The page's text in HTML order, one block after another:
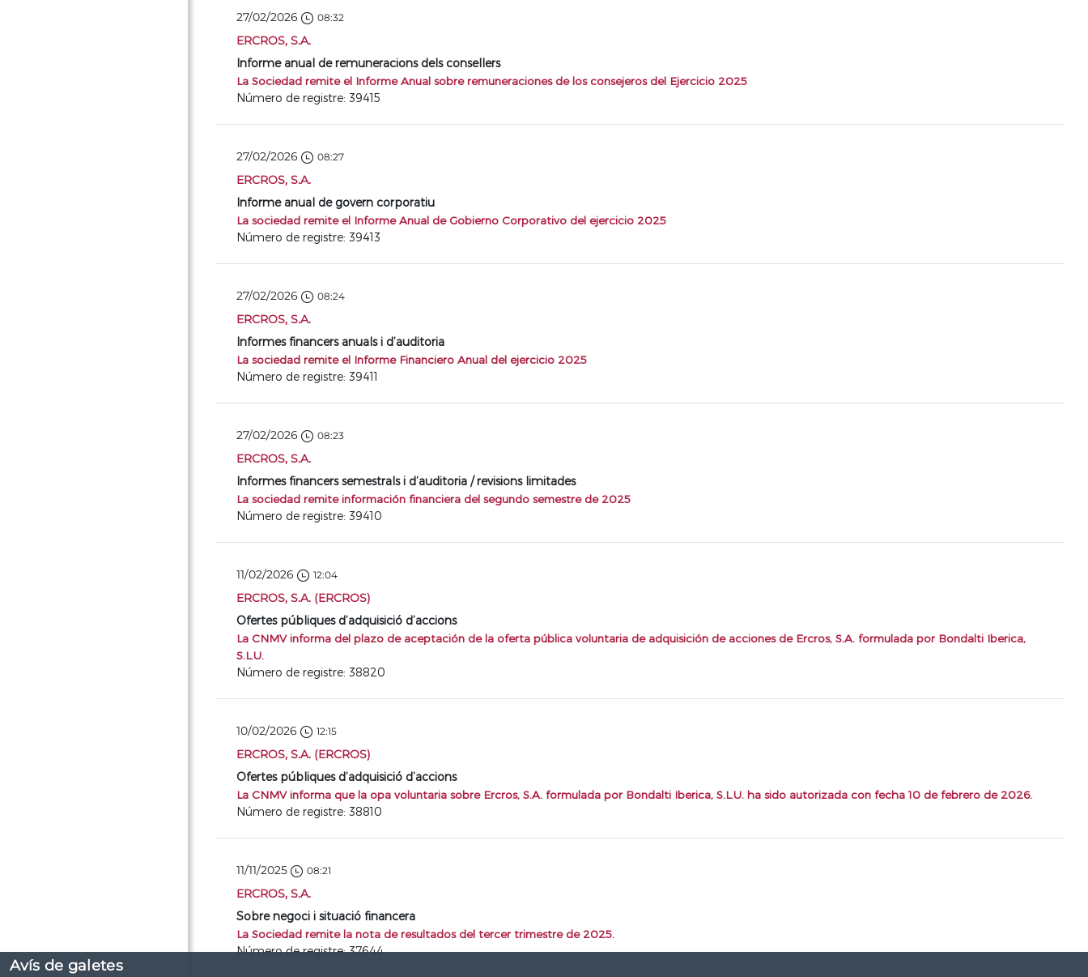
Avís de galetes
27/02/2026 08:32
ERCROS, S.A.
Informe anual de remuneracions dels consellers
La Sociedad remite el Informe Anual sobre remuneraciones de los consejeros del Ejercicio 2025
Número de registre: 39415
27/02/2026 08:27
ERCROS, S.A.
Informe anual de govern corporatiu
La sociedad remite el Informe Anual de Gobierno Corporativo del ejercicio 2025
Número de registre: 39413
27/02/2026 08:24
ERCROS, S.A.
Informes financers anuals i d’auditoria
La sociedad remite el Informe Financiero Anual del ejercicio 2025
Número de registre: 39411
27/02/2026 08:23
ERCROS, S.A.
Informes financers semestrals i d’auditoria / revisions limitades
La sociedad remite información financiera del segundo semestre de 2025
Número de registre: 39410
11/02/2026 12:04
ERCROS, S.A. (ERCROS)
Ofertes públiques d’adquisició d’accions
La CNMV informa del plazo de aceptación de la oferta pública voluntaria de adquisición de acciones de Ercros, S.A. formulada por Bondalti Iberica,
S.L.U.
Número de registre: 38820
10/02/2026 12:15
ERCROS, S.A. (ERCROS)
Ofertes públiques d’adquisició d’accions
La CNMV informa que la opa voluntaria sobre Ercros, S.A. formulada por Bondalti Iberica, S.L.U. ha sido autorizada con fecha 10 de febrero de 2026.
Número de registre: 38810
11/11/2025 08:21
ERCROS, S.A.
Sobre negoci i situació financera
La Sociedad remite la nota de resultados del tercer trimestre de 2025.
Número de registre: 37644